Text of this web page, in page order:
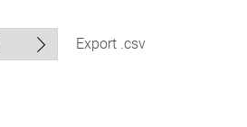
Export .csv